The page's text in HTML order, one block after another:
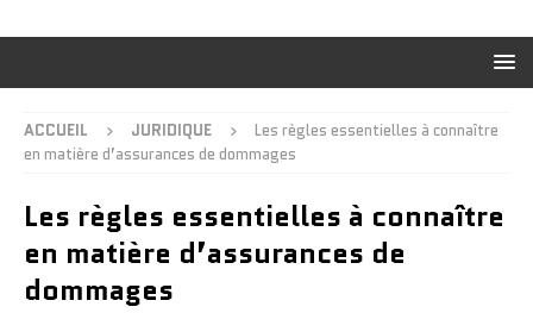
ACCUEIL JURIDIQUE
Les règles essentielles à connaître
en matière d’assurances de dommages
Les règles essentielles à connaître
en matière d’assurances de
dommages